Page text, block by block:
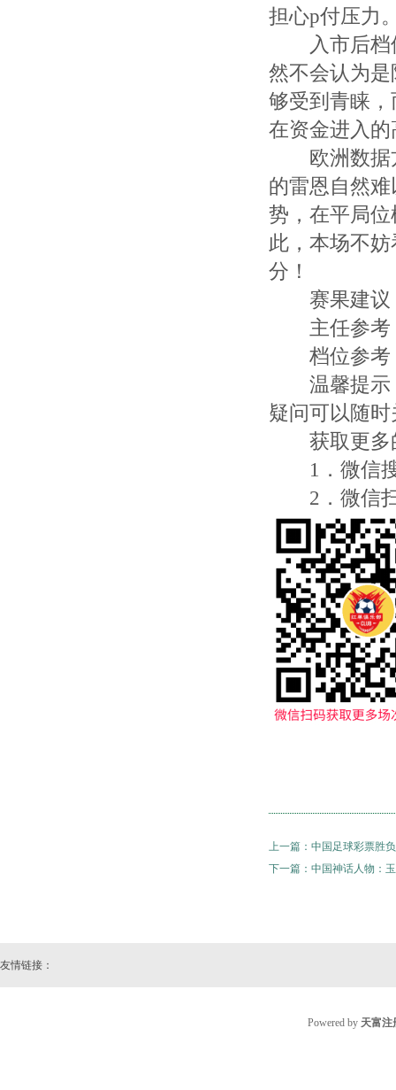
担心p付压力
入市后档位
然不会认为
够受到青睐
在资金进入
欧洲数据方
的雷恩自然
势，在平局
此，本场不
分！
赛果建议
主任参考
档位参考
温馨提示：
疑问可以随
获取更多的
1．微信搜
2．微信扫
上一篇： 中国足球彩票胜
下一篇： 中国神话人物：
友情链接：
Powered by 天富注